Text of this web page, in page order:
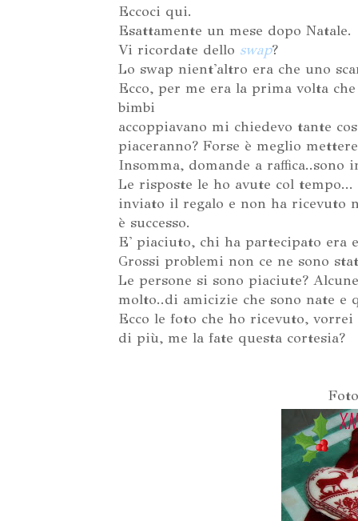
Eccoci qui.
Esattamente un mese dopo Natale.
Vi ricordate dello swap?
Lo swap nient'altro era che uno
Ecco, per me era la prima volta
bimbi
accoppiavano mi chiedevo tante
piaceranno? Forse è meglio
Insomma, domande a raffica..sono
Le risposte le ho avute col
inviato il regalo e non ha ricevuto
è successo.
E' piaciuto, chi ha partecipato era
Grossi problemi non ce ne sono
Le persone si sono piaciute?
molto..di amicizie che sono nate e
Ecco le foto che ho ricevuto,
di più, me la fate questa cortesia?